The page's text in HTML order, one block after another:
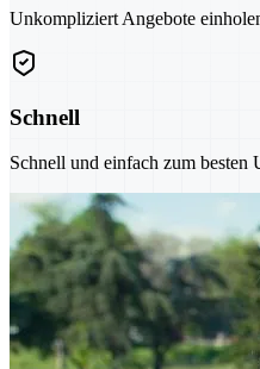
Unkompliziert Angebote
Schnell
Schnell und einfach zum besten